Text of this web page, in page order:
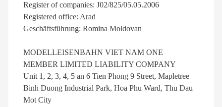
Register of companies: J02/825/05.05.2006
Registered office: Arad
Geschäftsführung: Romina Moldovan
MODELLEISENBAHN VIET NAM ONE
MEMBER LIMITED LIABILITY COMPANY
Unit 1, 2, 3, 4, 5 an 6 Tien Phong 9 Street, Mapletree
Binh Duong Industrial Park, Hoa Phu Ward, Thu Dau
Mot City